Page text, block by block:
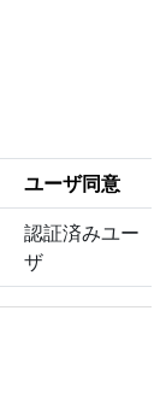
ユーザ同意
認証済みユー
ザ